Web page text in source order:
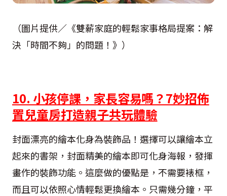
（圖片提供／《雙薪家庭的輕鬆家事格局提案：解
決「時間不夠」的問題！》）
10. 小孩停課，家長容易嗎？7妙招佈
置兒童房打造親子共玩體驗
封面漂亮的繪本化身為裝飾品！選擇可以讓繪本立
起來的書架，封面精美的繪本即可化身海報，發揮
畫作的裝飾功能。這麼做的優點是，不需要裱框，
而且可以依照心情輕鬆更換繪本。只需幾分鐘，平